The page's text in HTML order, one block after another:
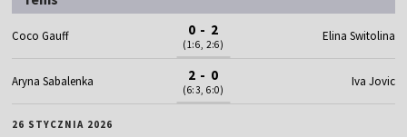
Coco Gauff 0 - 2
(1:6, 2:6)
Elina Switolina
Aryna Sabalenka 2 - 0
(6:3, 6:0)
Iva Jovic
26 STYCZNIA 2026